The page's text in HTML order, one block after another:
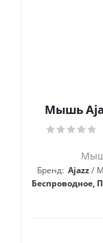
Мышь
Бренд: Ajazz
Беспроводное,